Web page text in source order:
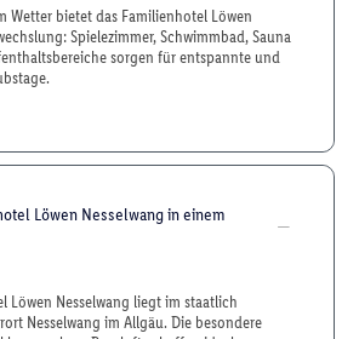
Wetter bietet das Familienhotel Löwen
Spielezimmer, Schwimmbad, Sauna
sorgen für entspannte und
Löwen Nesselwang in einem
Löwen Nesselwang liegt im staatlich
Nesselwang im Allgäu. Die besondere